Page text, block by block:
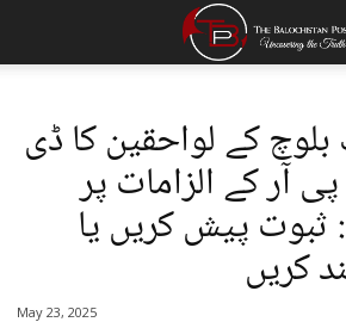
بلوچ کے لواحقین کا ڈی
آر کے الزامات پر
پیش کریں یا
کریں
May 23, 2025